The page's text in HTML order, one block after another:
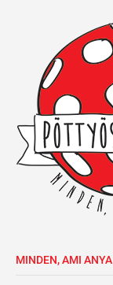
MINDEN, AMI ANYA